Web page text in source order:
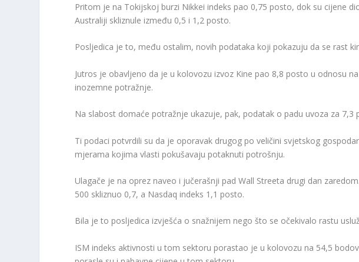
Pritom je na Tokijskoj burzi Nikkei indeks pao 0,75 posto, dok su cijene
Australiji skliznule između 0,5 i 1,2 posto.
Posljedica je to, među ostalim, novih podataka koji pokazuju da se rast
Jutros je obavljeno da je u kolovozu izvoz Kine pao 8,8 posto u odnosu
inozemne potražnje.
Na slabost domaće potražnje ukazuje, pak, podatak o padu uvoza za 7,3
Ti podaci potvrdili su da je oporavak drugog po veličini svjetskog
mjerama kojima vlasti pokušavaju potaknuti potrošnju.
Ulagače je na oprez naveo i jučerašnji pad Wall Streeta drugi dan
500 skliznuo 0,7, a Nasdaq indeks 1,1 posto.
Bila je to posljedica izvješća o snažnijem nego što se očekivalo rastu
ISM indeks aktivnosti u tom sektoru porastao je u kolovozu na 54,5